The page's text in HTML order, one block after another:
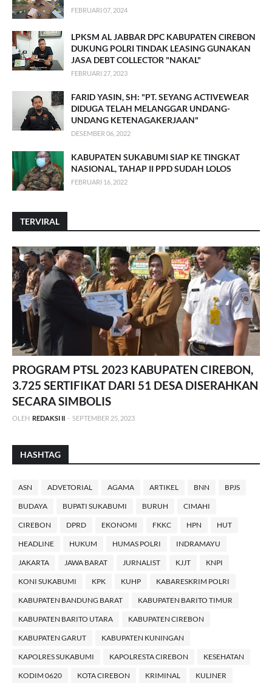
FEBRUARI 07, 2024
LPKSM AL JABBAR DPC KABUPATEN CIREBON
DUKUNG POLRI TINDAK LEASING GUNAKAN
JASA DEBT COLLECTOR "NAKAL"
FEBRUARI 27, 2023
FARID YASIN, SH: "PT. SEYANG ACTIVEWEAR
DIDUGA TELAH MELANGGAR UNDANG-
UNDANG KETENAGAKERJAAN"
DESEMBER 06, 2022
KABUPATEN SUKABUMI SIAP KE TINGKAT
NASIONAL, TAHAP II PPD SUDAH LOLOS
FEBRUARI 16, 2022
TERVIRAL
PROGRAM PTSL 2023 KABUPATEN CIREBON,
3.725 SERTIFIKAT DARI 51 DESA DISERAHKAN
SECARA SIMBOLIS
OLEH REDAKSI II - SEPTEMBER 25, 2023
HASHTAG
ASN ADVETORIAL AGAMA ARTIKEL BNN BPJS
BUDAYA BUPATI SUKABUMI BURUH CIMAHI
CIREBON DPRD EKONOMI FKKC HPN HUT
HEADLINE HUKUM HUMAS POLRI INDRAMAYU
JAKARTA JAWA BARAT JURNALIST KJJT KNPI
KONI SUKABUMI KPK KUHP KABARESKRIM POLRI
KABUPATEN BANDUNG BARAT KABUPATEN BARITO TIMUR
KABUPATEN BARITO UTARA KABUPATEN CIREBON
KABUPATEN GARUT KABUPATEN KUNINGAN
KAPOLRES SUKABUMI KAPOLRESTA CIREBON KESEHATAN
KODIM 0620 KOTA CIREBON KRIMINAL KULINER